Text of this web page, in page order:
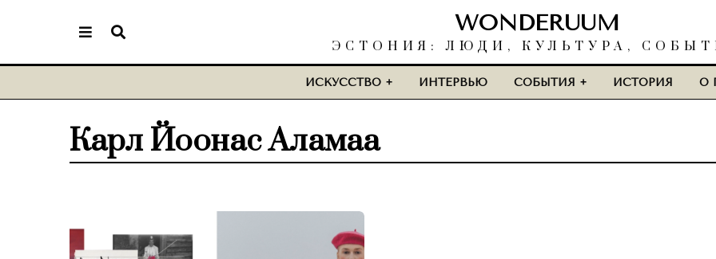
WONDERUUM
ЭСТОНИЯ: ЛЮДИ, КУЛЬТУРА,
ИСКУССТВО ИНТЕРВЬЮ СОБЫТИЯ ИСТОРИЯ О
Карл Йоонас Аламаа